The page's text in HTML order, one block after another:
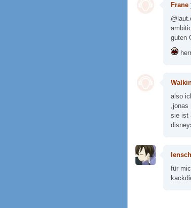
Frane
guten
also
sie ist
für